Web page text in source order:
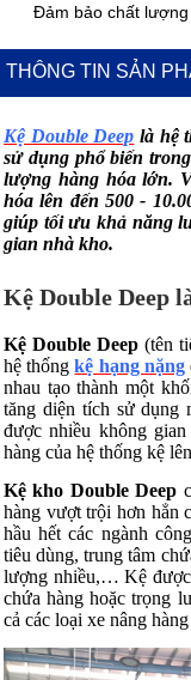
Đảm bảo chất
THÔNG TIN SẢN
Kệ Double Deep là hệ
sử dụng phổ biến
lượng hàng hóa lớn.
hóa lên đến 500 -
giúp tối ưu khả năng
gian nhà kho.
Kệ Double Deep
Kệ Double Deep (tên
hệ thốngkệ hạng nặng
nhau tạo thành một
tăng diện tích sử dụng
được nhiều không
hàng của hệ thống kệ
Kệ kho Double Deep
hàng vượt trội hơn hẳn
hầu hết các ngành
tiêu dùng, trung tâm
lượng nhiều,… Kệ được
chứa hàng hoặc trọng
cả các loại xe nâng